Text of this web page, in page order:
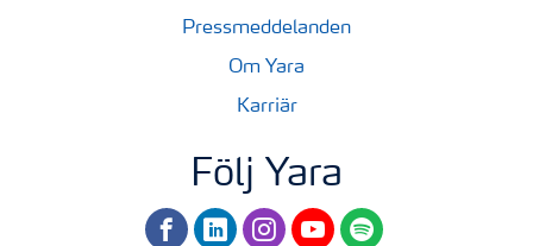
Pressmeddelanden
Om Yara
Karriär
Följ Yara
facebooklinkedininstagram
youtubespotify